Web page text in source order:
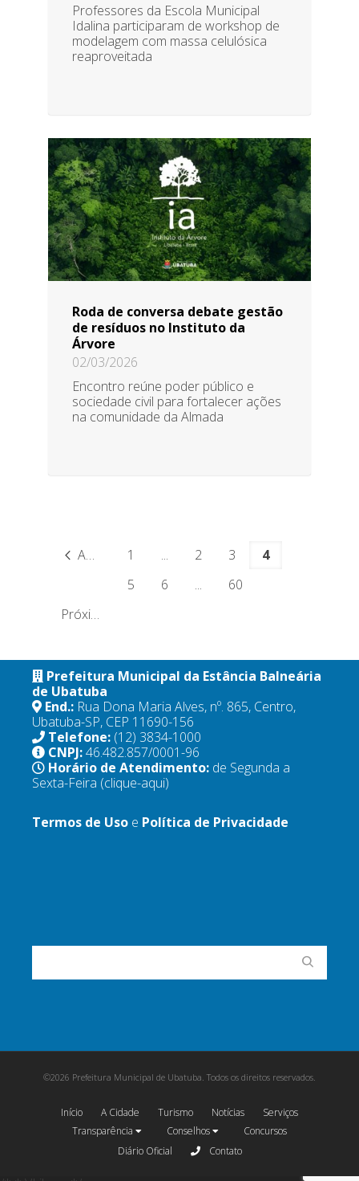
Professores da Escola Municipal
Idalina participaram de workshop de
modelagem com massa celulósica
reaproveitada
Roda de conversa debate gestão
de resíduos no Instituto da
Árvore
02/03/2026
Encontro reúne poder público e
sociedade civil para fortalecer ações
na comunidade da Almada
Anterior 1 ... 2 3
4
5
6 ...
60
Próximo
Prefeitura Municipal da Estância Balneária
de Ubatuba
End.: Rua Dona Maria Alves, nº. 865, Centro,
Ubatuba-SP, CEP 11690-156
Telefone: (12) 3834-1000
CNPJ:46.482.857/0001-96
Horário de Atendimento: de Segunda a
Sexta-Feira (clique-aqui)
Termos de Uso e Política de Privacidade
©2026 Prefeitura Municipal de Ubatuba. Todos os direitos reservados.
Início A Cidade Turismo Notícias
Serviços
Transparência
Conselhos
Concursos
Diário Oficial
Contato